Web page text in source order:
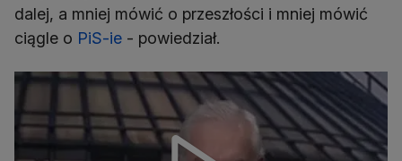
dalej, a mniej mówić o przeszłości i mniej mówić
ciągle o PiS-ie - powiedział.